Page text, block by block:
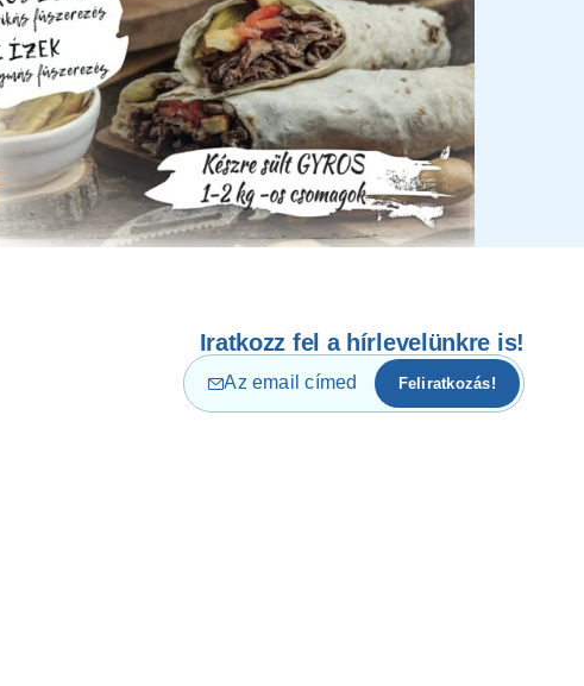
Iratkozz fel a hírlevelünkre is!